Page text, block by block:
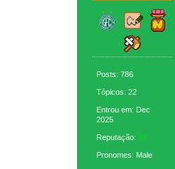
Posts: 786
Tópicos: 22
Entrou em: Dec
2025
Reputação:37
Pronomes: Male